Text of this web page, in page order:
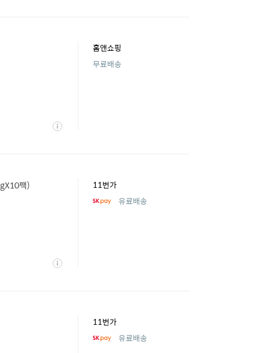
홈앤쇼핑
무료배송
상
팩)
11번가
유료배송
상
11번가
유료배송